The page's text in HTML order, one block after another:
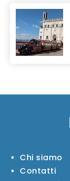
Chi siamo
Contatti